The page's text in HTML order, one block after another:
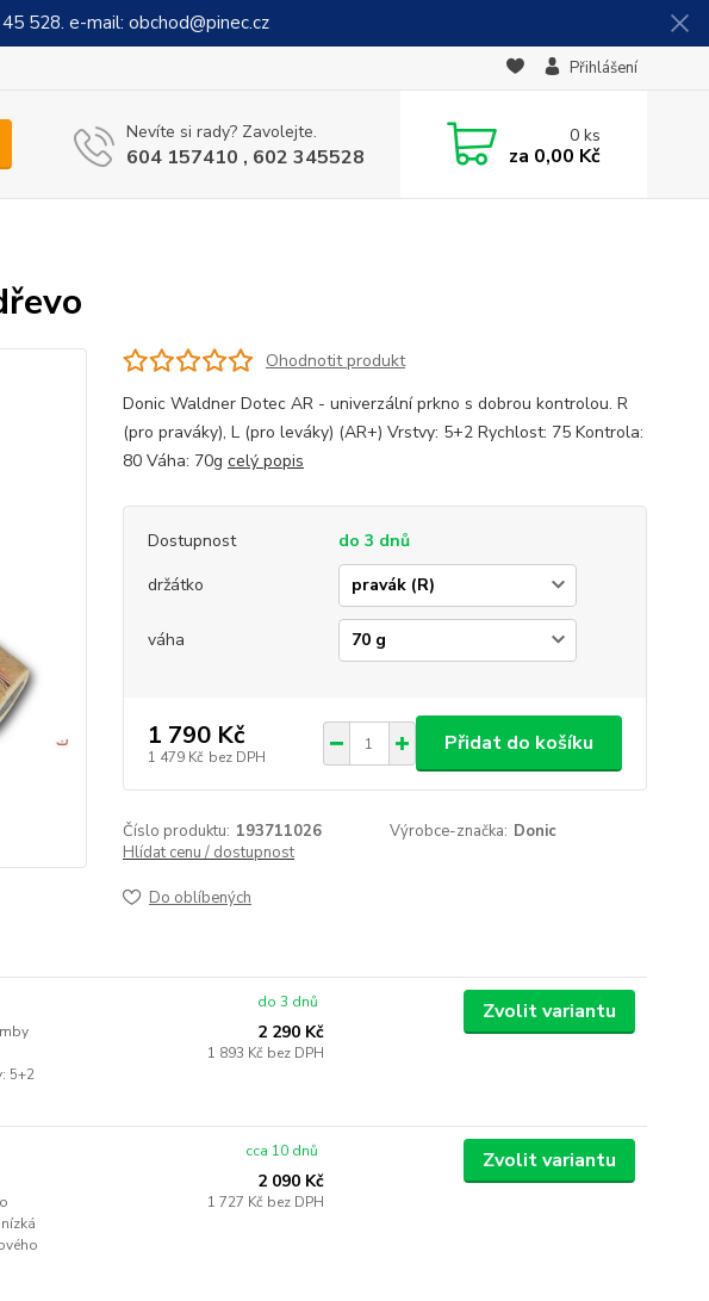
528. e-mail: obchod@pinec.cz
Přihlášení
Nevíte si rady? Zavolejte.
604 157410 , 602 345528
0ks
za 0,00 Kč
Ohodnotit produkt
Donic Waldner Dotec AR - univerzální prkno s dobrou kontrolou. R
(pro praváky), L (pro leváky) (AR+) Vrstvy: 5+2 Rychlost: 75 Kontrola:
80 Váha: 70g celý popis
Dostupnost
do 3 dnů
držátko
váha
1 790 Kč
1 479 Kč bez DPH
Přidat do košíku
Číslo produktu: 193711026 Výrobce-značka: Donic
Hlídat cenu / dostupnost
Do oblíbených
5+2
2 290 Kč
1 893 Kč bez DPH
do 3 dnů Zvolit variantu
2 090 Kč
1 727 Kč bez DPH
cca 10 dnů Zvolit variantu